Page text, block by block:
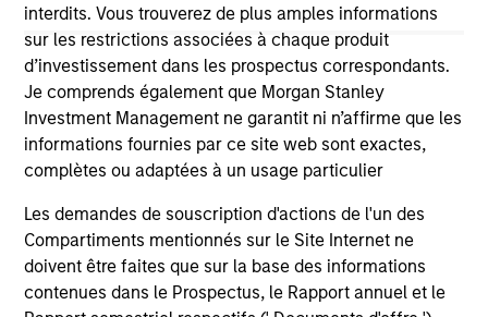
interdits. Vous trouverez de plus amples informations
sur les restrictions associées à chaque produit
d’investissement dans les prospectus correspondants.
Je comprends également que Morgan Stanley
Investment Management ne garantit ni n’affirme que les
informations fournies par ce site web sont exactes,
complètes ou adaptées à un usage particulier
Les demandes de souscription d'actions de l'un des
Compartiments mentionnés sur le Site Internet ne
doivent être faites que sur la base des informations
contenues dans le Prospectus, le Rapport annuel et le
Morgan Stanley